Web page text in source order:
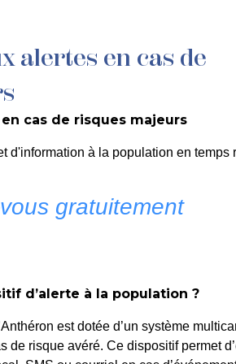
DÉCOUVRIR LA ROQUE
alertes en cas de
cas de risques majeurs
d'information à la population en temps
gratuitement
d’alerte à la population ?
est dotée d’un système
de risque avéré. Ce dispositif permet